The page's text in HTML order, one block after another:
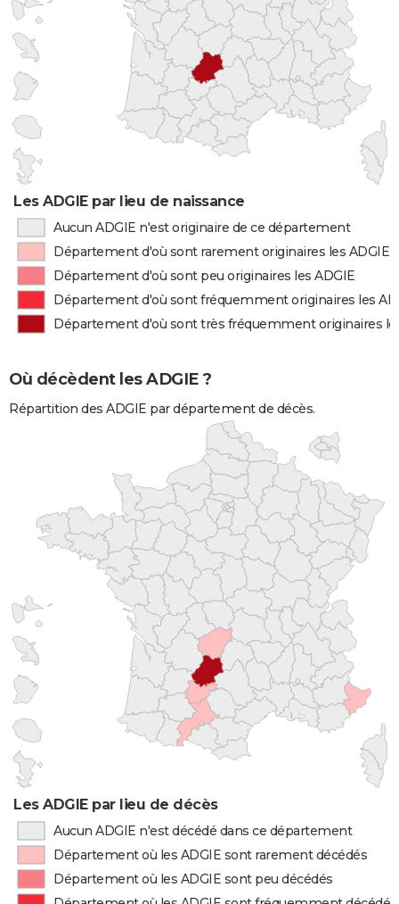
Les ADGIE par lieu de naissance
Aucun ADGIE n'est originaire de ce département
Département d'où sont rarement originaires les ADGIE
Département d'où sont peu originaires les ADGIE
Département d'où sont fréquemment originaires les
Département d'où sont très fréquemment originaires
Où décèdent les ADGIE ?
Répartition des ADGIE par département de décès.
Les ADGIE par lieu de décès
Aucun ADGIE n'est décédé dans ce département
Département où les ADGIE sont rarement décédés
Département où les ADGIE sont peu décédés